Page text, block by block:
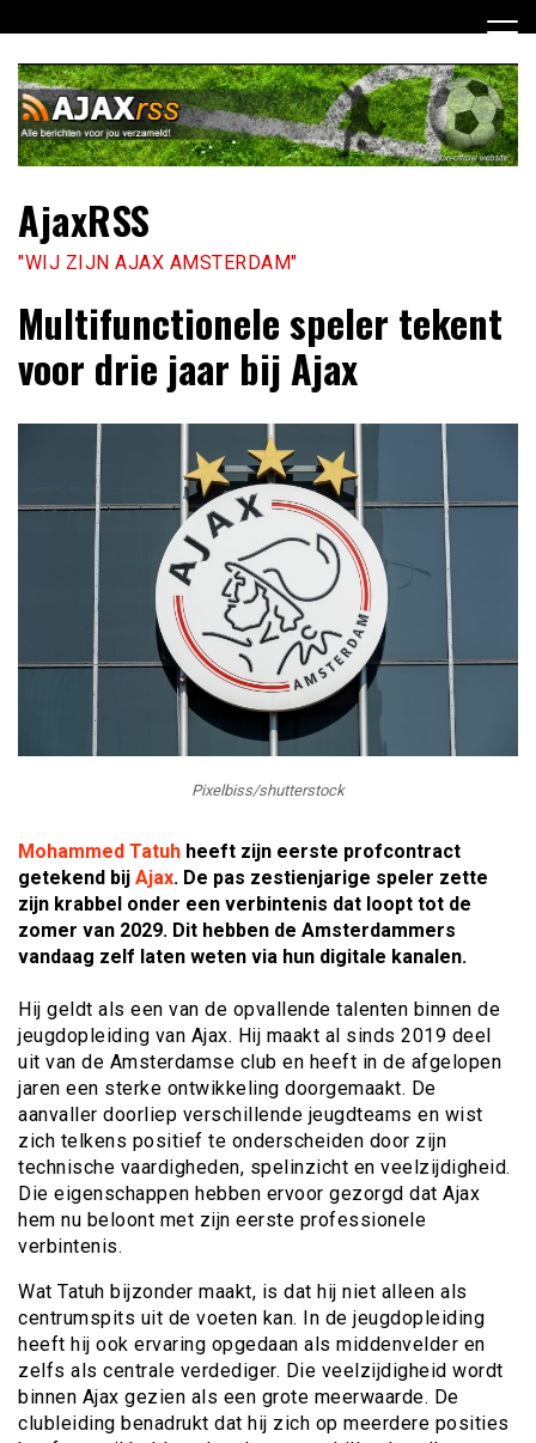
naar
inhoud
AjaxRSS
"WIJ ZIJN AJAX AMSTERDAM"
Multifunctionele speler tekent
voor drie jaar bij Ajax
Pixelbiss/shutterstock
Mohammed Tatuh heeft zijn eerste profcontract
getekend bij Ajax. De pas zestienjarige speler zette
zijn krabbel onder een verbintenis dat loopt tot de
zomer van 2029. Dit hebben de Amsterdammers
vandaag zelf laten weten via hun digitale kanalen.
Hij geldt als een van de opvallende talenten binnen de
jeugdopleiding van Ajax. Hij maakt al sinds 2019 deel
uit van de Amsterdamse club en heeft in de afgelopen
jaren een sterke ontwikkeling doorgemaakt. De
aanvaller doorliep verschillende jeugdteams en wist
zich telkens positief te onderscheiden door zijn
technische vaardigheden, spelinzicht en veelzijdigheid.
Die eigenschappen hebben ervoor gezorgd dat Ajax
hem nu beloont met zijn eerste professionele
verbintenis.
Wat Tatuh bijzonder maakt, is dat hij niet alleen als
centrumspits uit de voeten kan. In de jeugdopleiding
heeft hij ook ervaring opgedaan als middenvelder en
zelfs als centrale verdediger. Die veelzijdigheid wordt
binnen Ajax gezien als een grote meerwaarde. De
clubleiding benadrukt dat hij zich op meerdere posities